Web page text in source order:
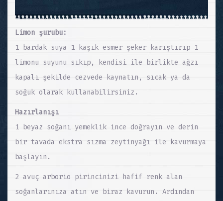
Limon şurubu:
1 bardak suya 1 kaşık esmer şeker karıştırıp 1
limonu suyunu sıkıp, kendisi ile birlikte ağzı
kapalı şekilde cezvede kaynatın, sıcak ya da
soğuk olarak kullanabilirsiniz.
Hazırlanışı
1 beyaz soğanı yemeklik ince doğrayın ve derin
bir tavada ekstra sızma zeytinyağı ile kavurmaya
başlayın.
2 avuç arborio pirincinizi hafif renk alan
soğanlarınıza atın ve biraz kavurun. Ardından